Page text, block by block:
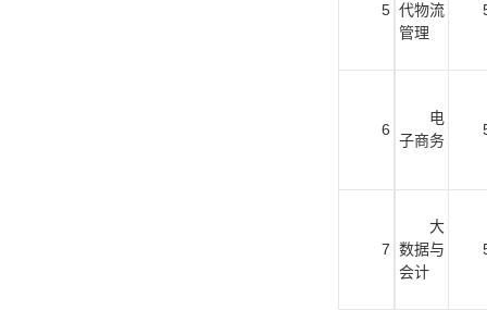
5 代物流
管理
6
电
子商务
7
大
数据与
会计